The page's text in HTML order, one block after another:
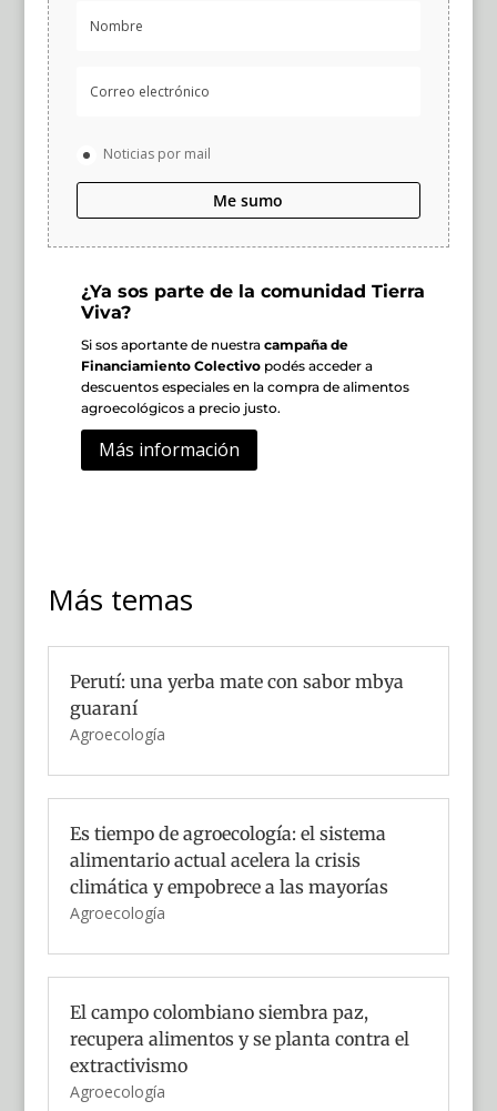
Noticias por mail
Me sumo
¿Ya sos parte de la comunidad Tierra
Viva?
Si sos aportante de nuestra campaña de
Financiamiento Colectivopodés acceder a
descuentos especiales en la compra de alimentos
agroecológicos a precio justo.
Más información
Más temas
Perutí: una yerba mate con sabor mbya
guaraní
Agroecología
Es tiempo de agroecología: el sistema
alimentario actual acelera la crisis
climática y empobrece a las mayorías
Agroecología
El campo colombiano siembra paz,
recupera alimentos y se planta contra el
extractivismo
Agroecología